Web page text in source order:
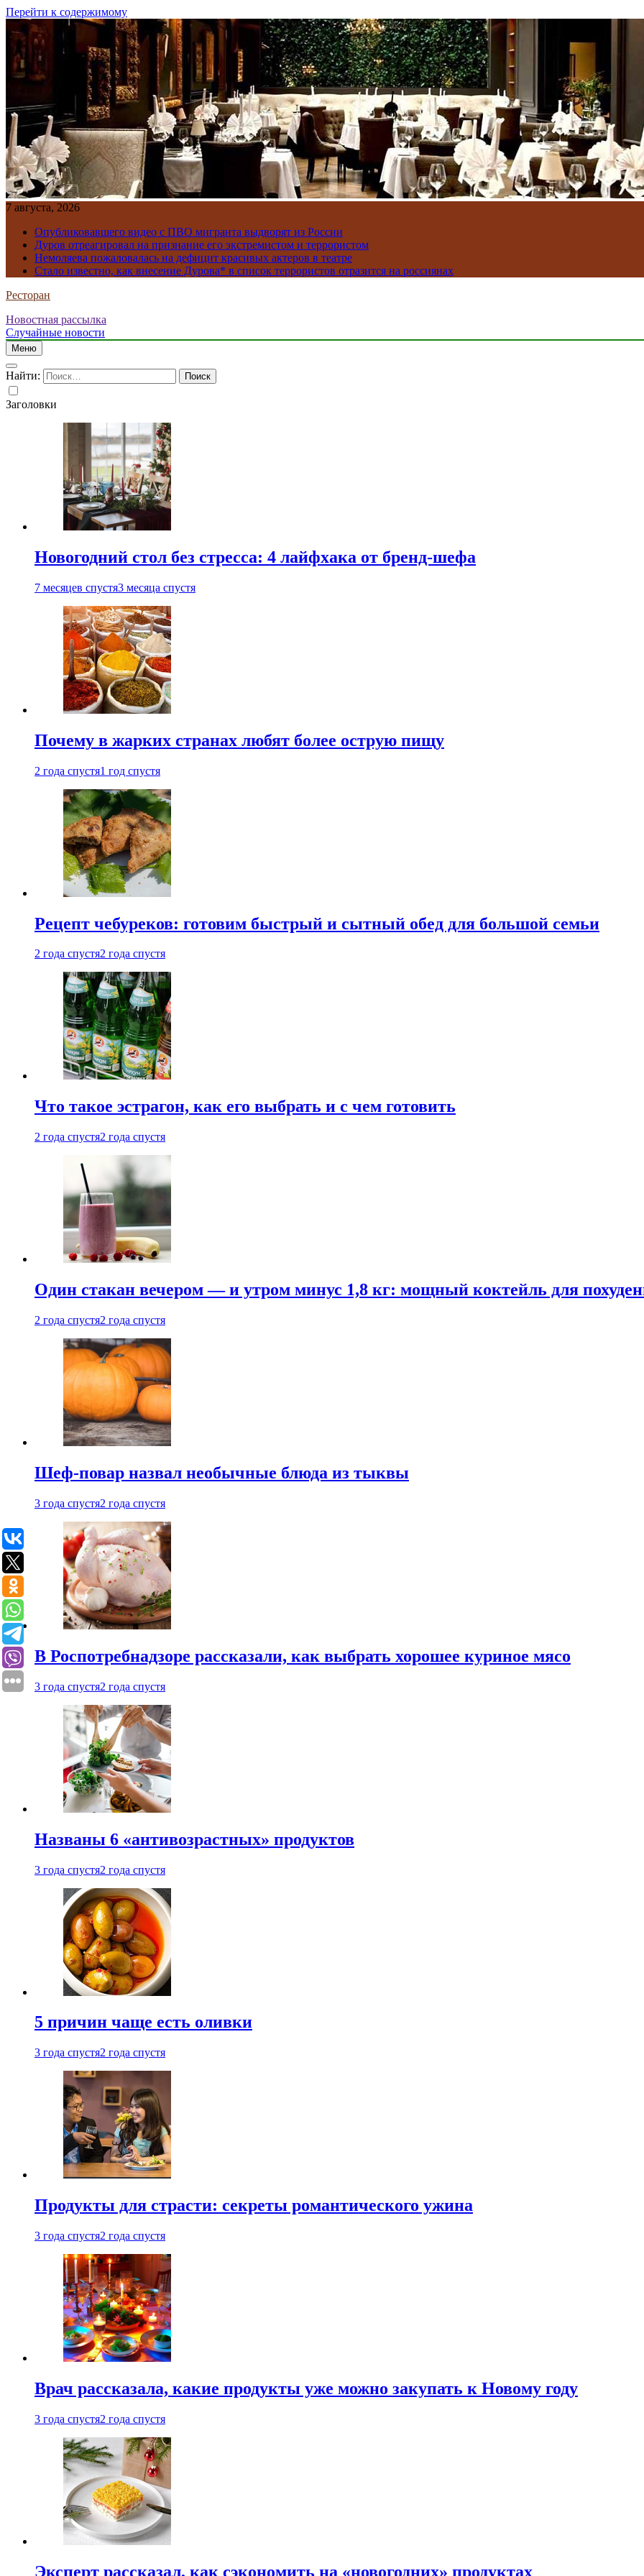
Перейти к содержимому
7 августа, 2026
Опубликовавшего видео с ПВО мигранта выдворят из России
Дуров отреагировал на признание его экстремистом и террористом
Немоляева пожаловалась на дефицит красивых актеров в театре
Стало известно, как внесение Дурова* в список террористов отразится на россиянах
Ресторан
Новостная рассылка
Случайные новости
Меню
Найти:
Заголовки
Новогодний стол без стресса: 4 лайфхака от бренд-шефа
7 месяцев спустя3 месяца спустя
Почему в жарких странах любят более острую пищу
2 года спустя1 год спустя
Рецепт чебуреков: готовим быстрый и сытный обед для большой семьи
2 года спустя2 года спустя
Что такое эстрагон, как его выбрать и с чем готовить
2 года спустя2 года спустя
Один стакан вечером — и утром минус 1,8 кг: мощный коктейль для
2 года спустя2 года спустя
Шеф-повар назвал необычные блюда из тыквы
3 года спустя2 года спустя
В Роспотребнадзоре рассказали, как выбрать хорошее куриное мясо
3 года спустя2 года спустя
Названы 6 «антивозрастных» продуктов
3 года спустя2 года спустя
5 причин чаще есть оливки
3 года спустя2 года спустя
Продукты для страсти: секреты романтического ужина
3 года спустя2 года спустя
Врач рассказала, какие продукты уже можно закупать к Новому году
3 года спустя2 года спустя
Эксперт рассказал, как сэкономить на «новогодних» продуктах